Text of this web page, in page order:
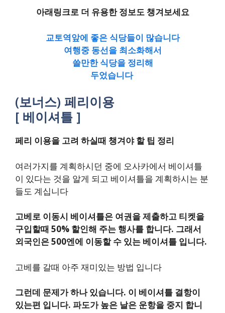
아래링크로 더 유용한 정보도 챙겨보세요
교토역앞에 좋은 식당들이 많습니다
여행중 동선을 최소화해서
쓸만한 식당을 정리해
두었습니다
(보너스) 페리이용
[ 베이셔틀 ]
페리 이용을 고려 하실때 챙겨야 할 팁 정리
여러가지를 계획하시던 중에 오사카에서 베이셔틀
이 있다는 것을 알게 되고 베이셔틀을 계획하시는 분
들도 계십니다
고베로 이동시 베이셔틀은 여권을 제출하고 티켓을
구입할때 50% 할인해 주는 행사를 합니다. 그래서
외국인은 500엔에 이동할 수 있는 베이셔틀 입니다.
고베를 갈때 아주 재미있는 방법 입니다
그런데 문제가 하나 있습니다. 이 베이셔틀 결항이
있는편 입니다. 파도가 높은 날은 운항을 중지 합니